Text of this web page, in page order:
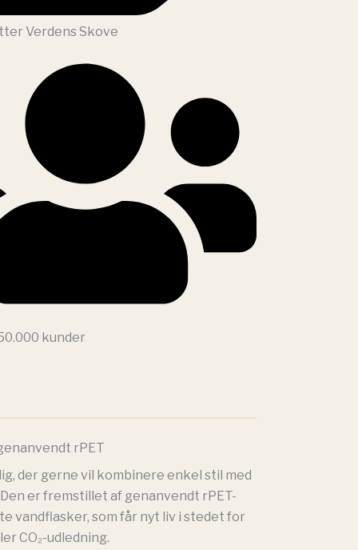
Verdens Skove
kunder
rPET
der gerne vil kombinere enkel stil med
er fremstillet af genanvendt rPET-
vandflasker, som får nyt liv i stedet for
CO₂-udledning.